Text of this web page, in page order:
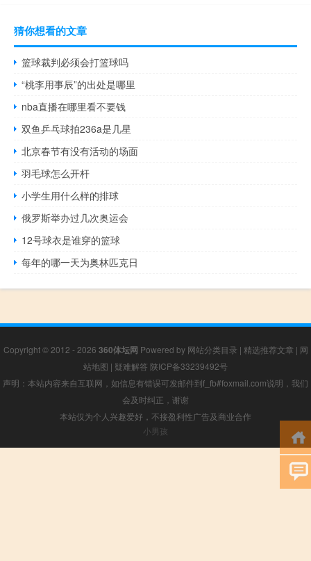
猜你想看的文章
篮球裁判必须会打篮球吗
“桃李用事辰”的出处是哪里
nba直播在哪里看不要钱
双鱼乒乓球拍236a是几星
北京春节有没有活动的场面
羽毛球怎么开杆
小学生用什么样的排球
俄罗斯举办过几次奥运会
12号球衣是谁穿的篮球
每年的哪一天为奥林匹克日
Copyright © 2012 - 2026 360体坛网 Powered by 网站分类目录 | 精选推荐文章 | 网
站地图 | 疑难解答 陕ICP备33239492号
声明：本站内容来自互联网，如信息有错误可发邮件到f_fb#foxmail.com说明，我们
会及时纠正，谢谢
本站仅为个人兴趣爱好，不接盈利性广告及商业合作
小男孩